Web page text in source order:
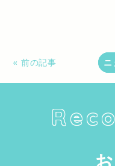
« 前の記事 ニ